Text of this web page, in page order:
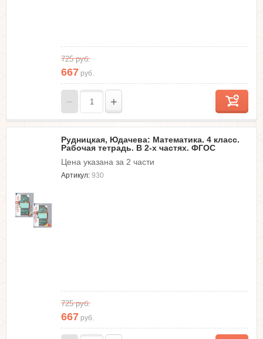
725руб.
667 руб.
− +
Рудницкая, Юдачева: Математика. 4 класс.
Рабочая тетрадь. В 2-х частях. ФГОС
Цена указана за 2 части
Артикул: 930
725руб.
667 руб.